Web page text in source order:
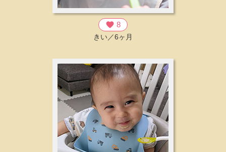
favorite 8
きい／6ヶ月